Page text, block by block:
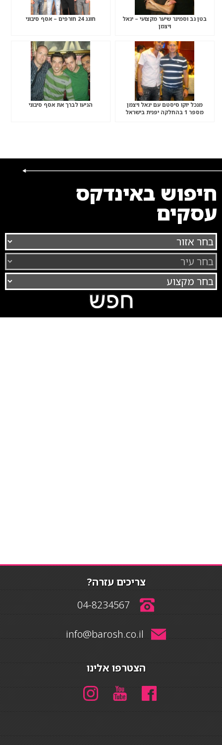
בטן גב וסמינר שיער מקצועי – יגאל
ויצמן
חוגג 24 חורפים – אסף סיבוני
מנכל יוקו סיסטם עם יגאל ויצמן
מספר 1 בהחלקה יפנית בישראל
הגיעו לברך את אסף סיבוני
חיפוש באינדקס
עסקים
צריכים עזרה?
04-8234567
info@barosh.co.il
הצטרפו אלינו